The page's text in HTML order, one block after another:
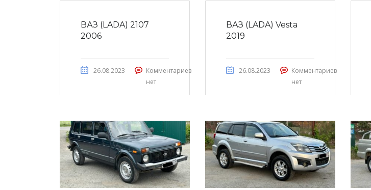
ВАЗ (LADA) 2107
2006
26.08.2023
Комментариев
нет
ВАЗ (LADA) Vesta
2019
26.08.2023
Комментариев
нет